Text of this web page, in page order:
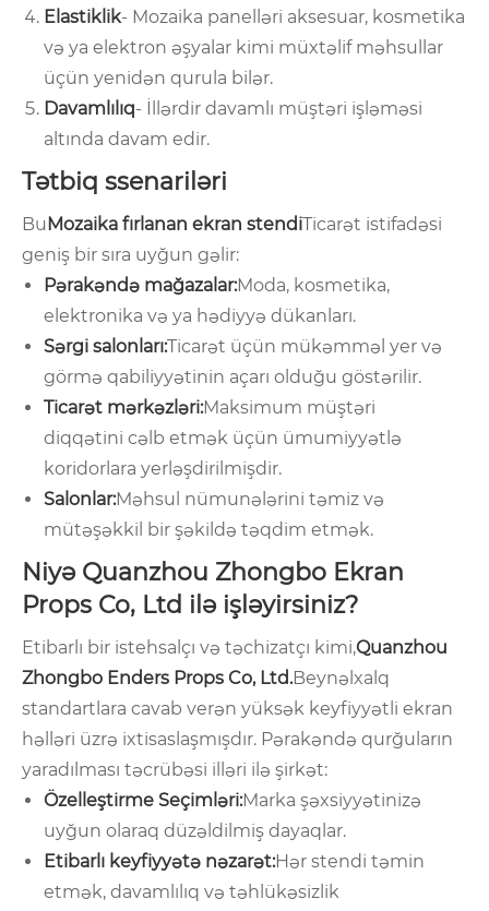
Elastiklik- Mozaika panelləri aksesuar, kosmetika
və ya elektron əşyalar kimi müxtəlif məhsullar
üçün yenidən qurula bilər.
Davamlılıq- İllərdir davamlı müştəri işləməsi
altında davam edir.
Tətbiq ssenariləri
BuMozaika fırlanan ekran stendiTicarət istifadəsi
geniş bir sıra uyğun gəlir:
Pərakəndə mağazalar:Moda, kosmetika,
elektronika və ya hədiyyə dükanları.
Sərgi salonları:Ticarət üçün mükəmməl yer və
görmə qabiliyyətinin açarı olduğu göstərilir.
Ticarət mərkəzləri:Maksimum müştəri
diqqətini cəlb etmək üçün ümumiyyətlə
koridorlara yerləşdirilmişdir.
Salonlar:Məhsul nümunələrini təmiz və
mütəşəkkil bir şəkildə təqdim etmək.
Niyə Quanzhou Zhongbo Ekran
Props Co, Ltd ilə işləyirsiniz?
Etibarlı bir istehsalçı və təchizatçı kimi,Quanzhou
Zhongbo Enders Props Co, Ltd.Beynəlxalq
standartlara cavab verən yüksək keyfiyyətli ekran
həlləri üzrə ixtisaslaşmışdır. Pərakəndə qurğuların
yaradılması təcrübəsi illəri ilə şirkət:
Özelleştirme Seçimləri:Marka şəxsiyyətinizə
uyğun olaraq düzəldilmiş dayaqlar.
Etibarlı keyfiyyətə nəzarət:Hər stendi təmin
etmək, davamlılıq və təhlükəsizlik